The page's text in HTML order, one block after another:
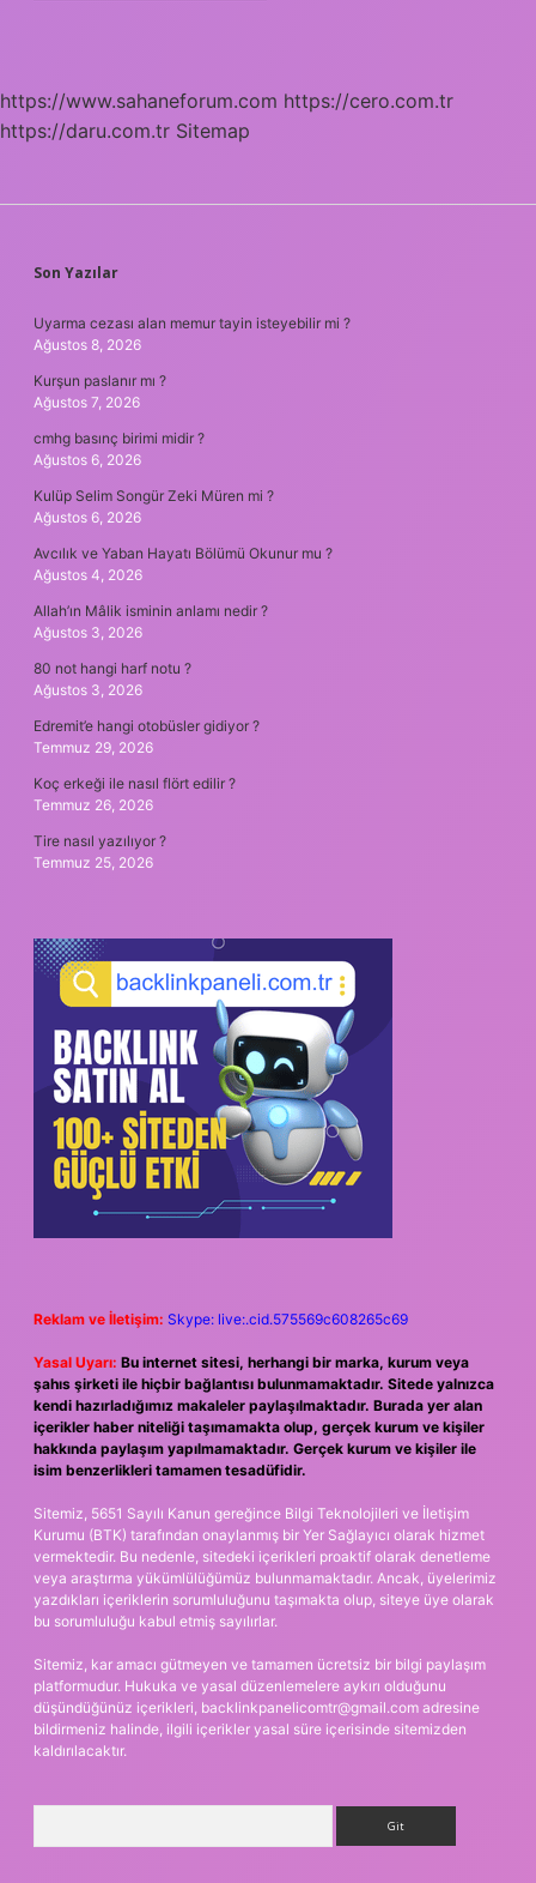
https://www.sahaneforum.com https://cero.com.tr
https://daru.com.tr Sitemap
SIDEBAR
Son Yazılar
Uyarma cezası alan memur tayin isteyebilir mi ?
Ağustos 8, 2026
Kurşun paslanır mı ?
Ağustos 7, 2026
cmhg basınç birimi midir ?
Ağustos 6, 2026
Kulüp Selim Songür Zeki Müren mi ?
Ağustos 6, 2026
Avcılık ve Yaban Hayatı Bölümü Okunur mu ?
Ağustos 4, 2026
Allah’ın Mâlik isminin anlamı nedir ?
Ağustos 3, 2026
80 not hangi harf notu ?
Ağustos 3, 2026
Edremit’e hangi otobüsler gidiyor ?
Temmuz 29, 2026
Koç erkeği ile nasıl flört edilir ?
Temmuz 26, 2026
Tire nasıl yazılıyor ?
Temmuz 25, 2026
Reklam ve İletişim: Skype: live:.cid.575569c608265c69
Yasal Uyarı: Bu internet sitesi, herhangi bir marka, kurum veya
şahıs şirketi ile hiçbir bağlantısı bulunmamaktadır. Sitede yalnızca
kendi hazırladığımız makaleler paylaşılmaktadır. Burada yer alan
içerikler haber niteliği taşımamakta olup, gerçek kurum ve kişiler
hakkında paylaşım yapılmamaktadır. Gerçek kurum ve kişiler ile
isim benzerlikleri tamamen tesadüfidir.
Sitemiz, 5651 Sayılı Kanun gereğince Bilgi Teknolojileri ve İletişim
Kurumu (BTK) tarafından onaylanmış bir Yer Sağlayıcı olarak hizmet
vermektedir. Bu nedenle, sitedeki içerikleri proaktif olarak denetleme
veya araştırma yükümlülüğümüz bulunmamaktadır. Ancak, üyelerimiz
yazdıkları içeriklerin sorumluluğunu taşımakta olup, siteye üye olarak
bu sorumluluğu kabul etmiş sayılırlar.
Sitemiz, kar amacı gütmeyen ve tamamen ücretsiz bir bilgi paylaşım
platformudur. Hukuka ve yasal düzenlemelere aykırı olduğunu
düşündüğünüz içerikleri, backlinkpanelicomtr@gmail.com adresine
bildirmeniz halinde, ilgili içerikler yasal süre içerisinde sitemizden
kaldırılacaktır.